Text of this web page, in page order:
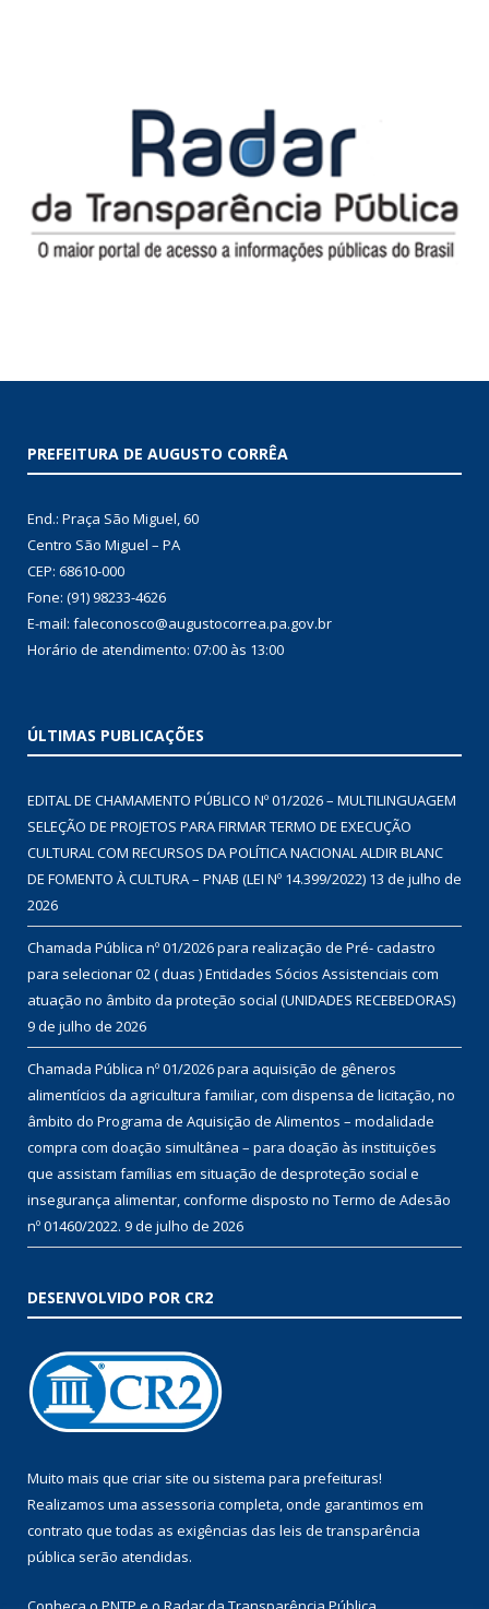
PREFEITURA DE AUGUSTO CORRÊA
End.: Praça São Miguel, 60
Centro São Miguel – PA
CEP: 68610-000
Fone: (91) 98233-4626
E-mail: faleconosco@augustocorrea.pa.gov.br
Horário de atendimento: 07:00 às 13:00
ÚLTIMAS PUBLICAÇÕES
EDITAL DE CHAMAMENTO PÚBLICO Nº 01/2026 – MULTILINGUAGEM
SELEÇÃO DE PROJETOS PARA FIRMAR TERMO DE EXECUÇÃO
CULTURAL COM RECURSOS DA POLÍTICA NACIONAL ALDIR BLANC
DE FOMENTO À CULTURA – PNAB (LEI Nº 14.399/2022) 13 de julho de
2026
Chamada Pública nº 01/2026 para realização de Pré- cadastro
para selecionar 02 ( duas ) Entidades Sócios Assistenciais com
atuação no âmbito da proteção social (UNIDADES RECEBEDORAS)
9 de julho de 2026
Chamada Pública nº 01/2026 para aquisição de gêneros
alimentícios da agricultura familiar, com dispensa de licitação, no
âmbito do Programa de Aquisição de Alimentos – modalidade
compra com doação simultânea – para doação às instituições
que assistam famílias em situação de desproteção social e
insegurança alimentar, conforme disposto no Termo de Adesão
nº 01460/2022. 9 de julho de 2026
DESENVOLVIDO POR CR2
Muito mais que criar site ou sistema para prefeituras!
Realizamos uma assessoria completa, onde garantimos em
contrato que todas as exigências das leis de transparência
pública serão atendidas.